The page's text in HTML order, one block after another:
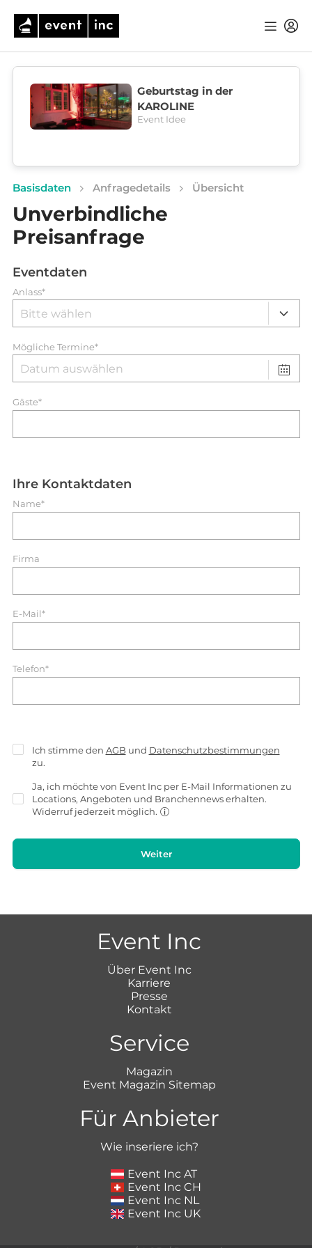
Geburtstag in der
KAROLINE
Event Idee
Basisdaten Anfragedetails Übersicht
Unverbindliche
Preisanfrage
Eventdaten
Anlass*
Mögliche Termine*
Gäste*
Ihre Kontaktdaten
Name*
Firma
E-Mail*
Telefon*
Ich stimme den AGB und Datenschutzbestimmungen
zu.
Ja, ich möchte von Event Inc per E-Mail Informationen zu
Locations, Angeboten und Branchennews erhalten.
Widerruf jederzeit möglich.
Weiter
Event Inc
Über Event Inc
Karriere
Presse
Kontakt
Service
Magazin
Event Magazin Sitemap
Für Anbieter
Wie inseriere ich?
Event Inc AT
Event Inc CH
Event Inc NL
Event Inc UK